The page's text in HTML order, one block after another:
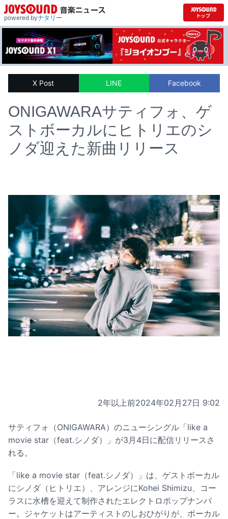
powered byナタリー
X Post LINE Facebook
ONIGAWARAサティフォ、ゲ
ストボーカルにヒトリエのシ
ノダ迎えた新曲リリース
2年以上前2024年02月27日 9:02
サティフォ（ONIGAWARA）のニューシングル「like a
movie star（feat.シノダ）」が3月4日に配信リリースさ
れる。
「like a movie star（feat.シノダ）」は、ゲストボーカル
にシノダ（ヒトリエ）、アレンジにKohei Shimizu、コー
ラスに水槽を迎えて制作されたエレクトロポップナンバ
ー。ジャケットはアーティストのしおひがりが、ボーカル